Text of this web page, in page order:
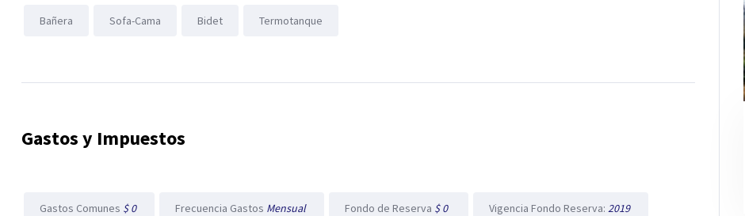
Bañera Sofa-Cama Bidet Termotanque
Gastos y Impuestos
Gastos Comunes $ 0 Frecuencia Gastos Mensual Fondo de Reserva $ 0 Vigencia Fondo Reserva: 2019